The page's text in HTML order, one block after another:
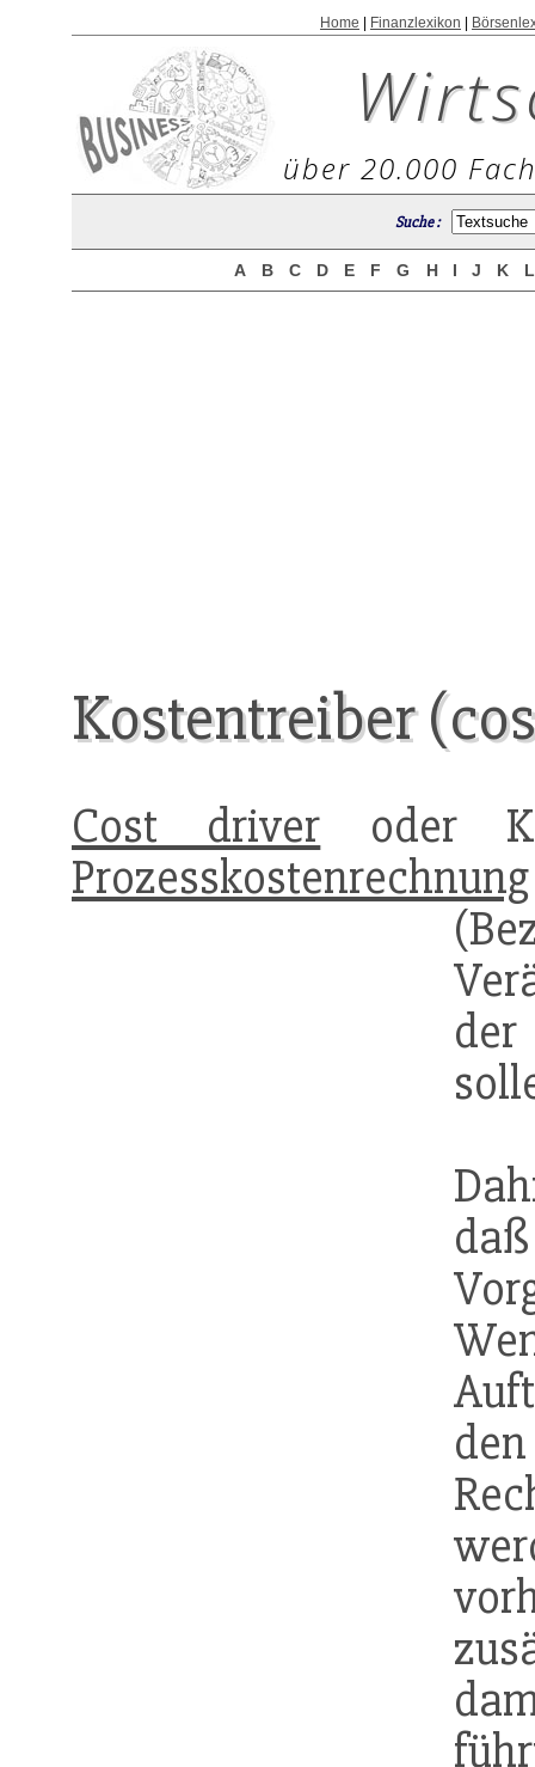
Home Finanzlexikon
über 20.000
Suche :
A B C D E F G H I J K
Kostentreiber
Cost driver oder
Prozesskostenrechnung